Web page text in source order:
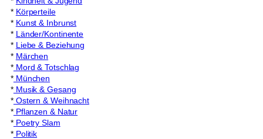
* Körperteile
* Kunst & Inbrunst
* Länder/Kontinente
* Liebe & Beziehung
* Märchen
*Mord & Totschlag
*München
*Musik & Gesang
*Ostern & Weihnacht
*Pflanzen & Natur
*Poetry Slam
*Politik